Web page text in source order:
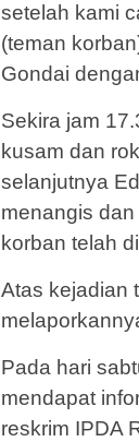
setelah kami
(teman
Gondai
Sekira jam
kusam dan
selanjutnya
menangis
korban telah
Atas kejadian
Pada hari
mendapat
reskrim IPDA